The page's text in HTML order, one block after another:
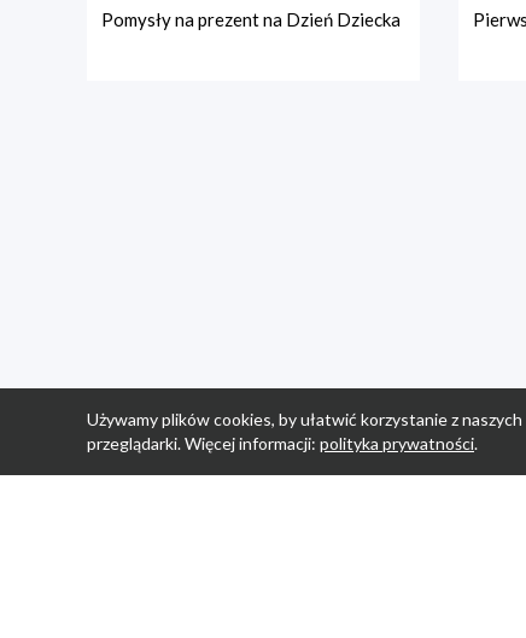
Pomysły na prezent na Dzień Dziecka
Używamy plików cookies, by ułatwić korzystanie z
przeglądarki. Więcej informacji: polityka prywatności.